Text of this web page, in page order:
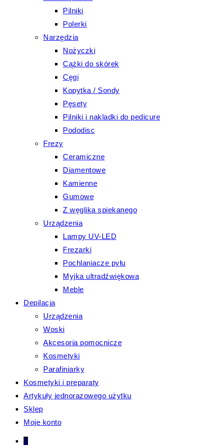
Pilniki
Polerki
Narzędzia
Nożyczki
Cążki do skórek
Cęgi
Kopytka / Sondy
Pęsety
Pilniki i nakladki do pedicure
Pododisc
Frezy
Ceramiczne
Diamentowe
Kamienne
Gumowe
Z węglika spiekanego
Urządzenia
Lampy UV-LED
Frezarki
Pochlaniacze pyłu
Myjka ultradźwiękowa
Meble
Depilacja
Urządzenia
Woski
Akcesoria pomocnicze
Kosmetyki
Parafiniarky
Kosmetyki i preparaty
Artykuły jednorazowego użytku
Sklep
Moje konto
0